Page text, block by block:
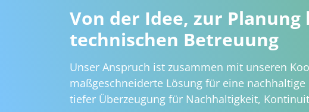
Von der Idee, zur Planung
technischen Betreuung
Unser Anspruch ist zusammen mit unseren
maßgeschneiderte Lösung für eine
tiefer Überzeugung für Nachhaltigkeit,